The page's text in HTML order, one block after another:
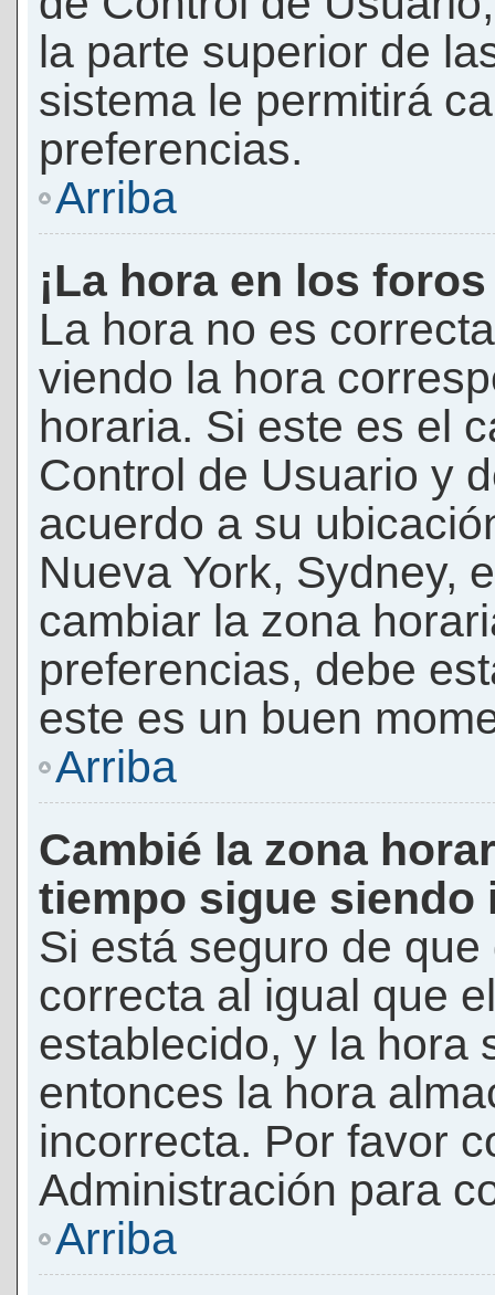
la parte superior de
sistema le permitirá
preferencias.
Arriba
¡La hora en los
La hora no es
viendo la hora
horaria. Si este es el
Control de Usuario y
acuerdo a su
Nueva York, Sydney,
cambiar la zona
preferencias, debe
este es un buen
Arriba
Cambié la zona
tiempo sigue siendo
Si está seguro de
correcta al igual que
establecido, y la hora
entonces la hora
incorrecta. Por favor
Administración para
Arriba